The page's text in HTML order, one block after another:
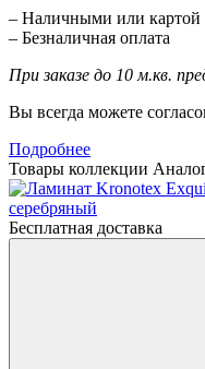
– Наличными или картой
– Безналичная оплата
При заказе до 10 м.кв.
Вы всегда можете
Подробнее
Товары коллекции
Бесплатная доставка